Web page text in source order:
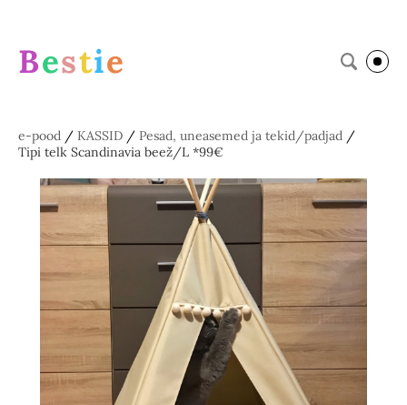
Bestie
e-pood / KASSID / Pesad, uneasemed ja tekid/padjad /
Tipi telk Scandinavia beež/L *99€